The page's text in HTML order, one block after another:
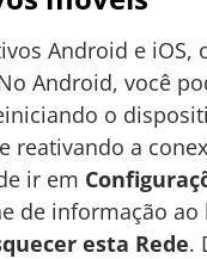
Android e iOS,
Android, você
o
reativando a
ir em
de informação ao
esta Rede.